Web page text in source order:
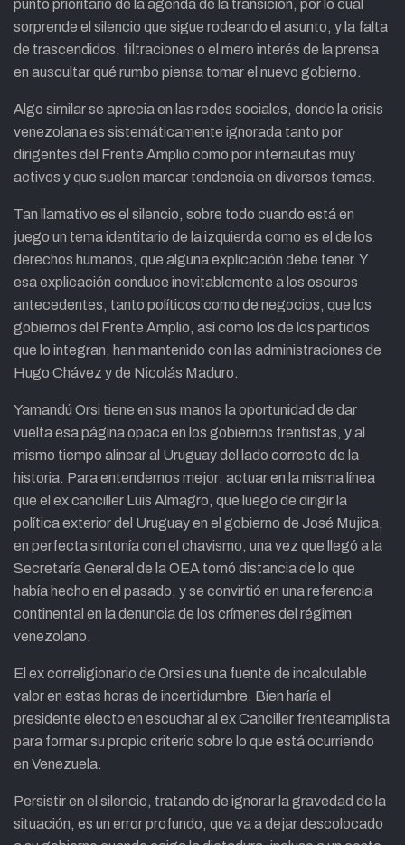
punto prioritario de la agenda de la transición, por lo cual
sorprende el silencio que sigue rodeando el asunto, y la falta
de trascendidos, filtraciones o el mero interés de la prensa
en auscultar qué rumbo piensa tomar el nuevo gobierno.
Algo similar se aprecia en las redes sociales, donde la crisis
venezolana es sistemáticamente ignorada tanto por
dirigentes del Frente Amplio como por internautas muy
activos y que suelen marcar tendencia en diversos temas.
Tan llamativo es el silencio, sobre todo cuando está en
juego un tema identitario de la izquierda como es el de los
derechos humanos, que alguna explicación debe tener. Y
esa explicación conduce inevitablemente a los oscuros
antecedentes, tanto políticos como de negocios, que los
gobiernos del Frente Amplio, así como los de los partidos
que lo integran, han mantenido con las administraciones de
Hugo Chávez y de Nicolás Maduro.
Yamandú Orsi tiene en sus manos la oportunidad de dar
vuelta esa página opaca en los gobiernos frentistas, y al
mismo tiempo alinear al Uruguay del lado correcto de la
historia. Para entendernos mejor: actuar en la misma línea
que el ex canciller Luis Almagro, que luego de dirigir la
política exterior del Uruguay en el gobierno de José Mujica,
en perfecta sintonía con el chavismo, una vez que llegó a la
Secretaría General de la OEA tomó distancia de lo que
había hecho en el pasado, y se convirtió en una referencia
continental en la denuncia de los crímenes del régimen
venezolano.
El ex correligionario de Orsi es una fuente de incalculable
valor en estas horas de incertidumbre. Bien haría el
presidente electo en escuchar al ex Canciller frenteamplista
para formar su propio criterio sobre lo que está ocurriendo
en Venezuela.
Persistir en el silencio, tratando de ignorar la gravedad de la
situación, es un error profundo, que va a dejar descolocado